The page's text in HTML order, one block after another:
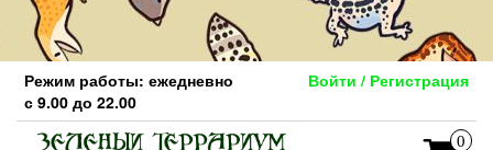
Skip
the
content
Режим работы: ежедневно
с 9.00 до 22.00
Войти / Регистрация
0